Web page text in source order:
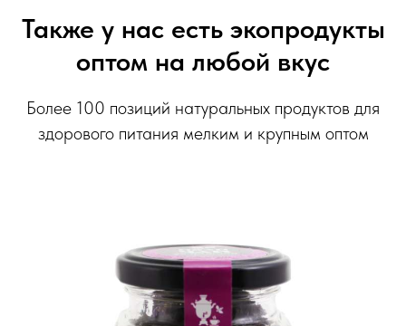
Также у нас есть экопродукты
оптом на любой вкус
Более 100 позиций натуральных продуктов для
здорового питания мелким и крупным оптом